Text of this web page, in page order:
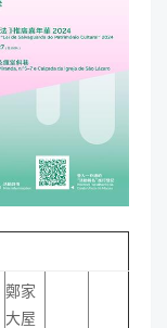
鄭家
大屋